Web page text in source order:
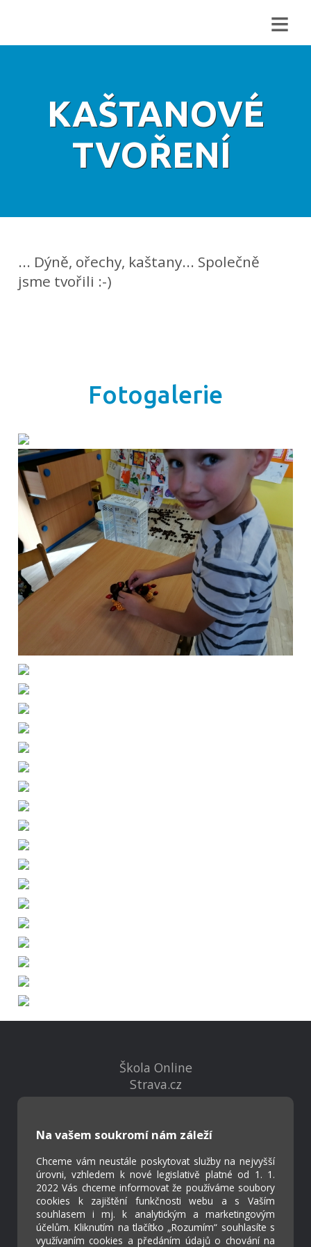
≡
KAŠTANOVÉ
TVOŘENÍ
... Dýně, ořechy, kaštany... Společně
jsme tvořili :-)
Fotogalerie
Na vašem soukromí nám záleží
Chceme vám neustále poskytovat služby na nejvyšší
úrovni, vzhledem k nové legislativě platné od 1. 1.
2022 Vás chceme informovat že používáme soubory
cookies k zajištění funkčnosti webu a s Vaším
souhlasem i mj. k analytickým a marketingovým
účelům. Kliknutím na tlačítko „Rozumím“ souhlasíte s
využívaním cookies a předáním údajů o chování na
Škola Online
Strava.cz
Kontakty
Virtuální prohlídka
Cookies
Přístupnost
Přihlášení